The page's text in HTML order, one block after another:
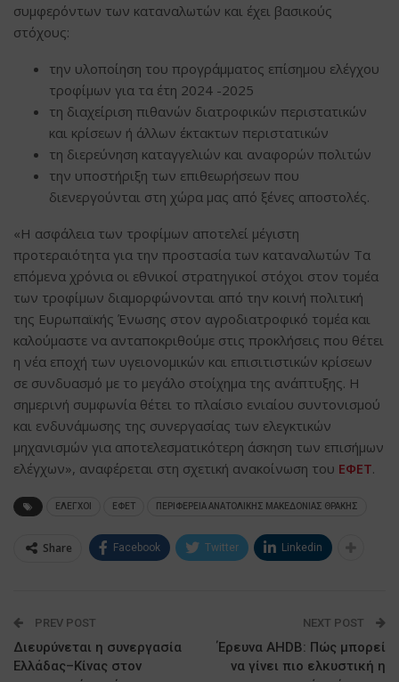
συμφερόντων των καταναλωτών και έχει βασικούς
στόχους:
την υλοποίηση του προγράμματος επίσημου ελέγχου
τροφίμων για τα έτη 2024 -2025
τη διαχείριση πιθανών διατροφικών περιστατικών
και κρίσεων ή άλλων έκτακτων περιστατικών
τη διερεύνηση καταγγελιών και αναφορών πολιτών
την υποστήριξη των επιθεωρήσεων που
διενεργούνται στη χώρα μας από ξένες αποστολές.
«Η ασφάλεια των τροφίμων αποτελεί μέγιστη
προτεραιότητα για την προστασία των καταναλωτών Τα
επόμενα χρόνια οι εθνικοί στρατηγικοί στόχοι στον τομέα
των τροφίμων διαμορφώνονται από την κοινή πολιτική
της Ευρωπαϊκής Ένωσης στον αγροδιατροφικό τομέα και
καλούμαστε να ανταποκριθούμε στις προκλήσεις που θέτει
η νέα εποχή των υγειονομικών και επισιτιστικών κρίσεων
σε συνδυασμό με το μεγάλο στοίχημα της ανάπτυξης. Η
σημερινή συμφωνία θέτει το πλαίσιο ενιαίου συντονισμού
και ενδυνάμωσης της συνεργασίας των ελεγκτικών
μηχανισμών για αποτελεσματικότερη άσκηση των επισήμων
ελέγχων», αναφέρεται στη σχετική ανακοίνωση του ΕΦΕΤ.
ΕΛΕΓΧΟΙ ΕΦΕΤ ΠΕΡΙΦΕΡΕΙΑ ΑΝΑΤΟΛΙΚΗΣ ΜΑΚΕΔΟΝΙΑΣ ΘΡΑΚΗΣ
Share Facebook Twitter Linkedin
PREV POST
Διευρύνεται η συνεργασία
Ελλάδας–Κίνας στον
NEXT POST
Έρευνα AHDB: Πώς μπορεί
να γίνει πιο ελκυστική η